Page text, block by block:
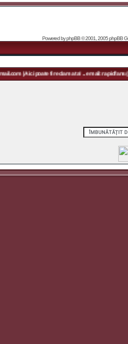
Powered byphpBB© 2001, 2005 phpBB
fi reclama ta! ... email: rapidfans@gmail.com